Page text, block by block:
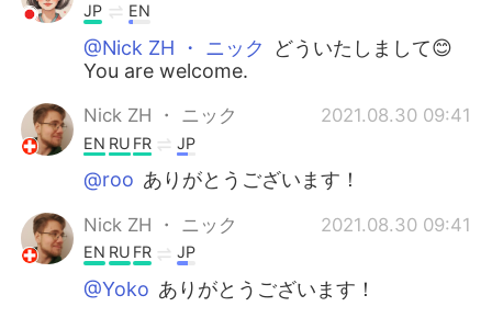
JP EN
@Nick ZH ・ ニック
どういたしまして😊
You are welcome.
Nick ZH ・ ニック 2021.08.30 09:41
EN RU FR JP
@roo ありがとうございます！
Nick ZH ・ ニック 2021.08.30 09:41
EN RU FR JP
@Yoko ありがとうございます！